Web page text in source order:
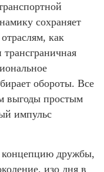
сохраняет
как
обороты. Все
выгоды простым
импульс
дружбы,
изо дня в